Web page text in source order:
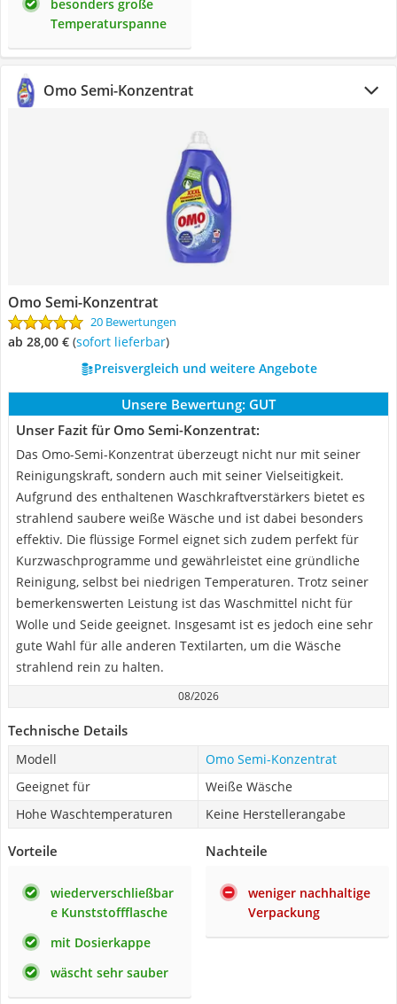
besonders große
Temperaturspanne
Omo Semi-Konzentrat
Omo Semi-Konzentrat
20 Bewertungen
ab 28,00 € ( Sofort lieferbar)
Preisvergleich und weitere Angebote
Unsere Bewertung: GUT
Unser Fazit für Omo Semi-Konzentrat:
Das Omo-Semi-Konzentrat überzeugt nicht nur mit seiner
Reinigungskraft, sondern auch mit seiner Vielseitigkeit.
Aufgrund des enthaltenen Waschkraftverstärkers bietet es
strahlend saubere weiße Wäsche und ist dabei besonders
effektiv. Die flüssige Formel eignet sich zudem perfekt für
Kurzwaschprogramme und gewährleistet eine gründliche
Reinigung, selbst bei niedrigen Temperaturen. Trotz seiner
bemerkenswerten Leistung ist das Waschmittel nicht für
Wolle und Seide geeignet. Insgesamt ist es jedoch eine sehr
gute Wahl für alle anderen Textilarten, um die Wäsche
strahlend rein zu halten.
08/2026
Technische Details
Modell
Omo Semi-Konzentrat
Geeignet für
Weiße Wäsche
Hohe Waschtemperaturen
Keine Herstellerangabe
Vorteile
wiederverschließbar
e Kunststoffflasche
mit Dosierkappe
wäscht sehr sauber
Nachteile
weniger nachhaltige
Verpackung